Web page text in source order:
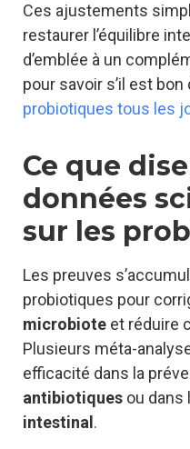
Ces ajustements
restaurer l’équilibre
d’emblée à un
pour savoir s’il est
probiotiques tous les
Ce que
données
sur les
Les preuves
probiotiques pour
microbiote et réduire
Plusieurs méta-
efficacité dans la
antibiotiques ou dans
intestinal .